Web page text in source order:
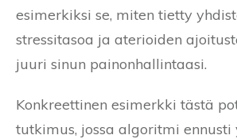
esimerkiksi se, miten tietty
stressitasoa ja aterioiden
juuri sinun painonhallintaasi.
Konkreettinen esimerkki tästä
tutkimus, jossa algoritmi ennusti